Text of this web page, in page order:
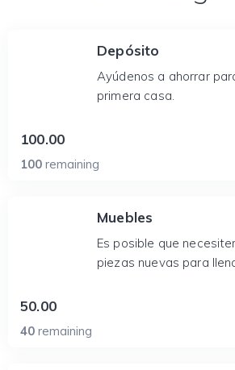
Depósito
Ayúdenos a ahorrar
primera casa.
100.00
100 remaining
Muebles
Es posible que
piezas nuevas para
50.00
40 remaining